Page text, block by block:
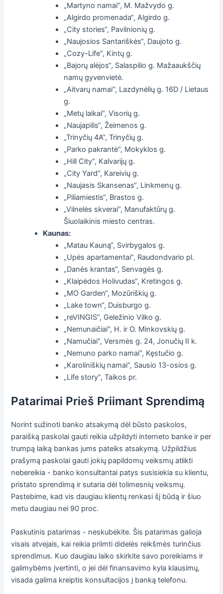
„Martyno namai“, M. Mažvydo g.
„Algirdo promenada“, Algirdo g.
„City stories“, Pavilnionių g.
„Naujosios Santariškės“, Daujoto g.
„Cozy-Life“, Kintų g.
„Bajorų alėjos“, Salaspilio g. Mažaaukščių
namų gyvenvietė.
„Aitvarų namai“, Lazdynėlių g. 16D / Lietaus
g.
„Metų laikai“, Visorių g.
„Naujapilis“, Žeimenos g.
„Trinyčių 4A“, Trinyčių g.
„Parko pakrantė“, Mokyklos g.
„Hill City“, Kalvarijų g.
„City Yard“, Kareivių g.
„Naujasis Skansenas“, Linkmenų g.
„Piliamiestis“, Brastos g.
„Vilnelės skverai“, Manufaktūrų g.
Šiuolaikinis miesto centras.
Kaunas:
„Matau Kauną“, Svirbygalos g.
„Upės apartamentai“, Raudondvario pl.
„Danės krantas“, Senvagės g.
„Klaipėdos Holivudas“, Kretingos g.
„MO Garden“, Mozūriškių g.
„Lake town“, Duisburgo g.
„reVINGIS“, Geležinio Vilko g.
„Nemunaičiai“, H. ir O. Minkovskių g.
„Namučiai“, Versmės g. 24, Jonučių II k.
„Nemuno parko namai“, Kęstučio g.
„Karoliniškių namai“, Sausio 13-osios g.
„Life story“, Taikos pr.
Patarimai Prieš Priimant Sprendimą
Norint sužinoti banko atsakymą dėl būsto paskolos,
paraišką paskolai gauti reikia užpildyti interneto banke ir per
trumpą laiką bankas jums pateiks atsakymą. Užpildžius
prašymą paskolai gauti jokių papildomų veiksmų atlikti
nebereikia - banko konsultantai patys susisiekia su klientu,
pristato sprendimą ir sutaria dėl tolimesnių veiksmų.
Pastebime, kad vis daugiau klientų renkasi šį būdą ir šiuo
metu daugiau nei 90 proc.
Paskutinis patarimas - neskubėkite. Šis patarimas galioja
visais atvejais, kai reikia priimti didelės reikšmės turinčius
sprendimus. Kuo daugiau laiko skirkite savo poreikiams ir
galimybėms įvertinti, o jei dėl finansavimo kyla klausimų,
visada galima kreiptis konsultacijos į banką telefonu.